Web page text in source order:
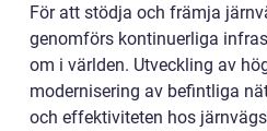
För att stödja och främja
genomförs kontinuerliga
om i världen. Utveckling av
modernisering av befintliga
och effektiviteten hos